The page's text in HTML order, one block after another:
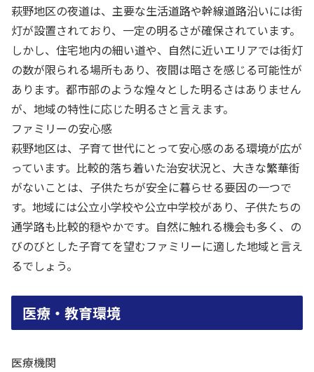
萩野地区の夜道は、主要な生活道路や幹線道路沿いには街
灯が設置されており、一定の明るさが確保されています。
しかし、住宅地内の細い道や、自然に近いエリアでは街灯
の数が限られる場所もあり、夜間は暗さを感じる可能性が
あります。都市部のような煌々とした明るさはありません
が、地域の特性に応じた明るさと言えます。
ファミリーの安心感
萩野地区は、子育て世代にとって安心感のある環境が広が
っています。比較的落ち着いた治安状況と、大きな繁華街
がないことは、子供たちが安全に暮らせる要因の一つで
す。地域には公立小学校や公立中学校があり、子供たちの
通学路も比較的穏やかです。自然に触れる機会も多く、の
びのびとした子育てを望むファミリーに適した地域と言え
るでしょう。
医療・教育環境
医療機関